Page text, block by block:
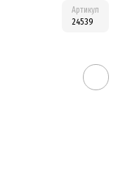
Артикул
24539